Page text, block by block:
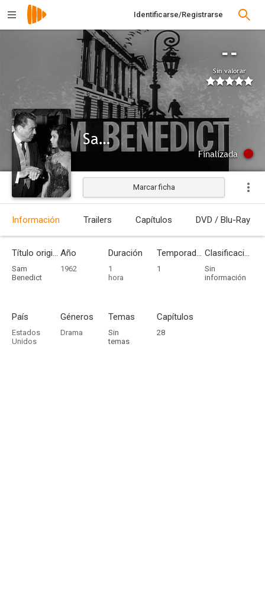
Identificarse/Registrarse
--
Sin valorar
Sam Benedict
Finalizada
Marcar ficha
Información Trailers Capítulos DVD / Blu-Ray
Título original
Sam
Benedict
Año
1962
Duración
1
hora
Temporadas
1
Clasificación por edades
Sin
información
País
Estados
Unidos
Géneros
Drama
Temas
Sin
temas
Capítulos
28